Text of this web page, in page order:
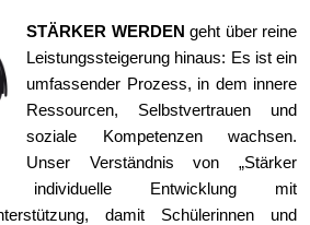
STÄRKER WERDEN geht über reine
Leistungssteigerung hinaus: Es ist ein
umfassender Prozess, in dem innere
Ressourcen, Selbstvertrauen und
soziale Kompetenzen wachsen.
Unser Verständnis von „Stärker
individuelle Entwicklung mit
damit Schülerinnen und